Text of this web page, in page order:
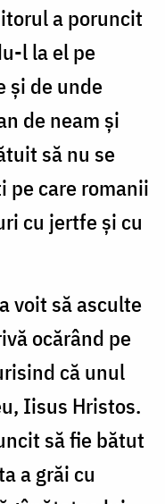
a poruncit
l la el pe
şi de unde
de neam şi
să nu se
pe care romanii
cu jertfe şi cu
voit să asculte
ocărând pe
că unul
Iisus Hristos.
să fie bătut
a grăi cu